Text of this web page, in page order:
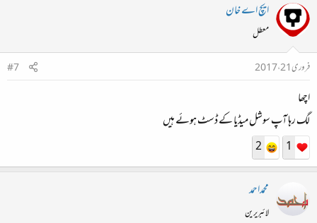
ایچ اے خان
معطل
فروری 21، 2017
#7
اچھا
لگ رہا آپ سوشل میڈیا کے ڈسٹ ہوئے ہیں
1
2
محمداحمد
لائبریرین